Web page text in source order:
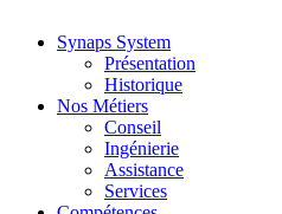
Synaps System
Présentation
Historique
Nos Métiers
Conseil
Ingénierie
Assistance
Services